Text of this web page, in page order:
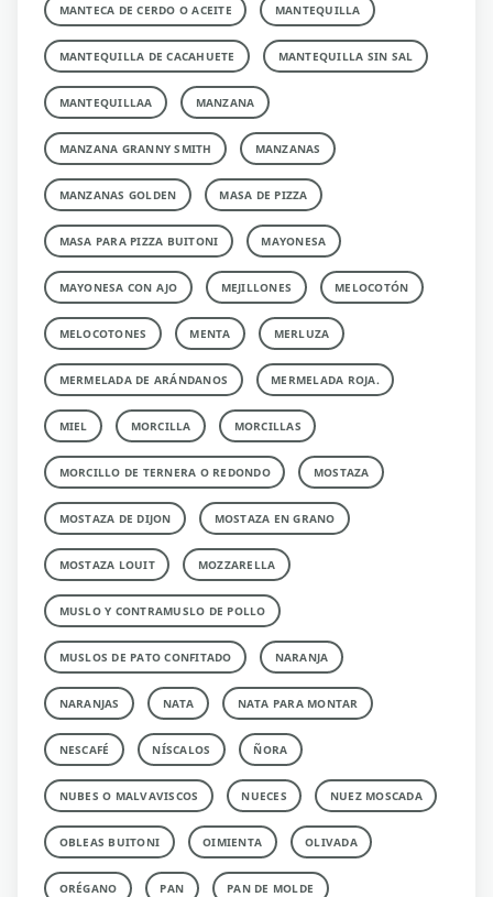
MANTECA DE CERDO O ACEITE MANTEQUILLA
MANTEQUILLA DE CACAHUETE MANTEQUILLA SIN SAL
MANTEQUILLAA MANZANA
MANZANA GRANNY SMITH MANZANAS
MANZANAS GOLDEN MASA DE PIZZA
MASA PARA PIZZA BUITONI MAYONESA
MAYONESA CON AJO MEJILLONES MELOCOTÓN
MELOCOTONES MENTA MERLUZA
MERMELADA DE ARÁNDANOS MERMELADA ROJA.
MIEL MORCILLA MORCILLAS
MORCILLO DE TERNERA O REDONDO MOSTAZA
MOSTAZA DE DIJON MOSTAZA EN GRANO
MOSTAZA LOUIT MOZZARELLA
MUSLO Y CONTRAMUSLO DE POLLO
MUSLOS DE PATO CONFITADO NARANJA
NARANJAS NATA NATA PARA MONTAR
NESCAFÉ NÍSCALOS ÑORA
NUBES O MALVAVISCOS NUECES NUEZ MOSCADA
OBLEAS BUITONI OIMIENTA OLIVADA
ORÉGANO PAN PAN DE MOLDE